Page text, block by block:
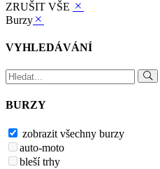
ZRUŠIT VŠE
Burzy
VYHLEDÁVÁNÍ
BURZY
zobrazit všechny burzy
auto-moto
bleší trhy